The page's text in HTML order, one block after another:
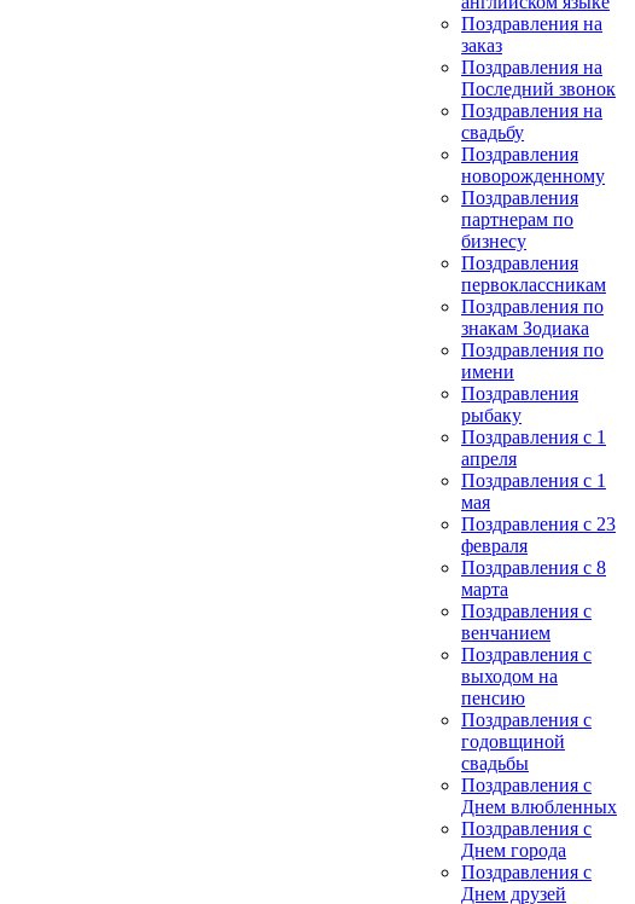
Поздравления на
заказ
Поздравления на
Последний звонок
Поздравления на
свадьбу
Поздравления
новорожденному
Поздравления
партнерам по
бизнесу
Поздравления
первоклассникам
Поздравления по
знакам Зодиака
Поздравления по
имени
Поздравления
рыбаку
Поздравления с 1
апреля
Поздравления с 1
мая
Поздравления с 23
февраля
Поздравления с 8
марта
Поздравления с
венчанием
Поздравления с
выходом на
пенсию
Поздравления с
годовщиной
свадьбы
Поздравления с
Днем влюбленных
Поздравления с
Днем города
Поздравления с
Днем друзей